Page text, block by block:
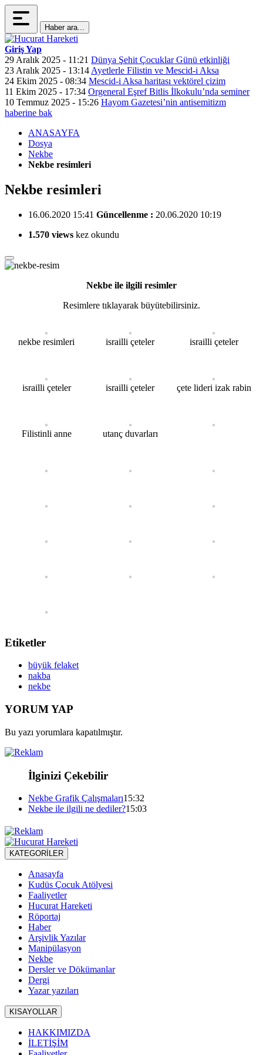
Haber ara...
Giriş Yap
29 Aralık 2025 - 11:21 Dünya Şehit Çocuklar Günü etkinliği
23 Aralık 2025 - 13:14 Ayetlerle Filistin ve Mescid-i Aksa
24 Ekim 2025 - 08:34 Mescid-i Aksa haritası vektörel çizim
11 Ekim 2025 - 17:34 Orgeneral Eşref Bitlis İlkokulu’nda seminer
10 Temmuz 2025 - 15:26 Hayom Gazetesi’nin antisemitizm
haberine bak
ANASAYFA
Dosya
Nekbe
Nekbe resimleri
Nekbe resimleri
16.06.2020 15:41 Güncellenme : 20.06.2020 10:19
1.570 views kez okundu
Nekbe ile ilgili resimler
Resimlere tıklayarak büyütebilirsiniz.
nekbe resimleri israilli çeteler israilli çeteler
israilli çeteler israilli çeteler çete lideri izak rabin
Filistinli anne utanç duvarları
Etiketler
büyük felaket
nakba
nekbe
YORUM YAP
Bu yazı yorumlara kapatılmıştır.
İlginizi Çekebilir
Nekbe Grafik Çalışmaları15:32
Nekbe ile ilgili ne dediler?15:03
KATEGORİLER
Anasayfa
Kudüs Çocuk Atölyesi
Faaliyetler
Hucurat Hareketi
Röportaj
Haber
Arşivlik Yazılar
Manipülasyon
Nekbe
Dersler ve Dökümanlar
Dergi
Yazar yazıları
KISAYOLLAR
HAKKIMIZDA
İLETİŞİM